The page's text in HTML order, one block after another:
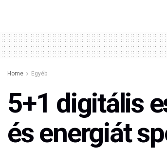
Home Egyéb
5+1 digitális
és energiát